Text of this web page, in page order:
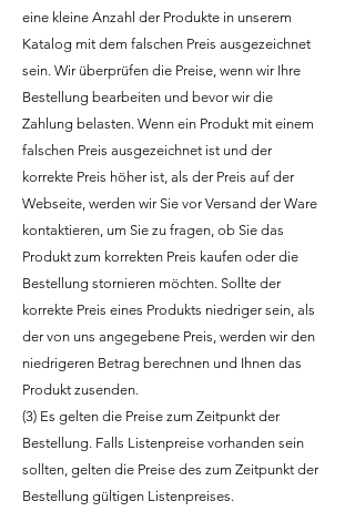
eine kleine Anzahl der Produkte in unserem
Katalog mit dem falschen Preis ausgezeichnet
sein. Wir überprüfen die Preise, wenn wir Ihre
Bestellung bearbeiten und bevor wir die
Zahlung belasten. Wenn ein Produkt mit einem
falschen Preis ausgezeichnet ist und der
korrekte Preis höher ist, als der Preis auf der
Webseite, werden wir Sie vor Versand der Ware
kontaktieren, um Sie zu fragen, ob Sie das
Produkt zum korrekten Preis kaufen oder die
Bestellung stornieren möchten. Sollte der
korrekte Preis eines Produkts niedriger sein, als
der von uns angegebene Preis, werden wir den
niedrigeren Betrag berechnen und Ihnen das
Produkt zusenden.
(3) Es gelten die Preise zum Zeitpunkt der
Bestellung. Falls Listenpreise vorhanden sein
sollten, gelten die Preise des zum Zeitpunkt der
Bestellung gültigen Listenpreises.